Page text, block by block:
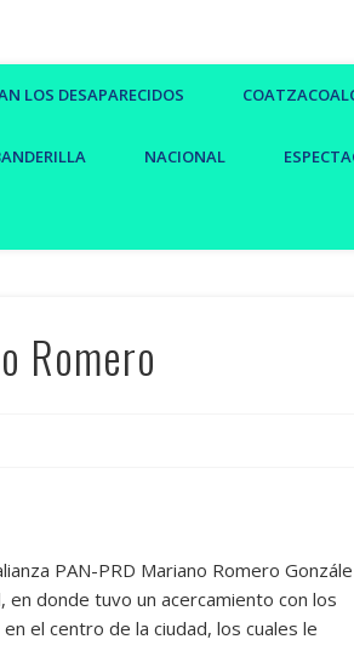
LOS DESAPARECIDOS
NACIONAL
Romero
PAN-PRD Mariano Romero
donde tuvo un acercamiento con los
el centro de la ciudad, los cuales le